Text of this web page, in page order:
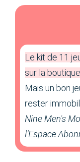
Le kit de 11
sur la boutique.
Mais un bon
rester
Nine Men's
l’Espace